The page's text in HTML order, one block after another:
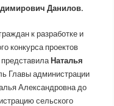
Данилов.
к разработке и
конкурса проектов
Наталья
Главы администрации
Александровна до
сельского